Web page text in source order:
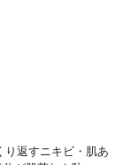
り返すニキビ・肌あ